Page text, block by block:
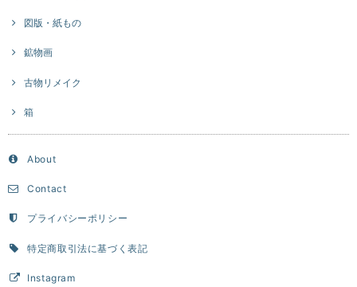
図版・紙もの
鉱物画
古物リメイク
箱
About
Contact
プライバシーポリシー
特定商取引法に基づく表記
Instagram